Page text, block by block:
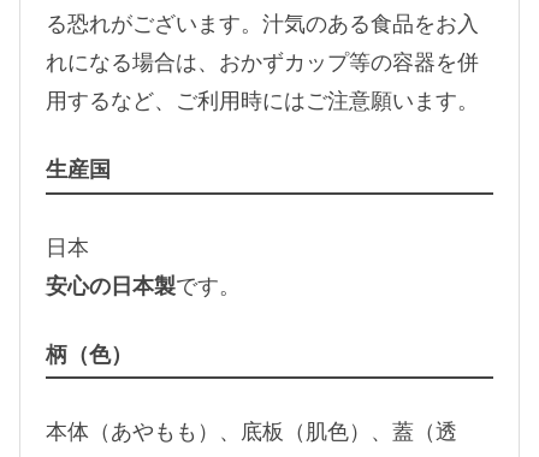
る恐れがございます。汁気のある食品をお入
れになる場合は、おかずカップ等の容器を併
用するなど、ご利用時にはご注意願います。
生産国
日本
安心の日本製です。
柄（色）
本体（あやもも）、底板（肌色）、蓋（透